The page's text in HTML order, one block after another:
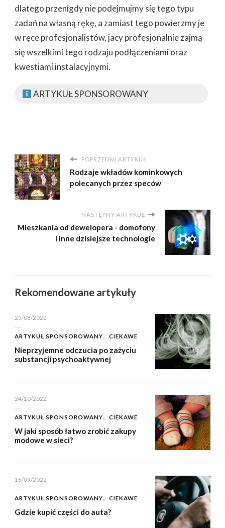
dlatego przenigdy nie podejmujmy się tego typu
zadań na własną rękę, a zamiast tego powierzmy je
w ręce profesjonalistów, jacy profesjonalnie zajmą
się wszelkimi tego rodzaju podłączeniami oraz
kwestiami instalacyjnymi.
ARTYKUŁ SPONSOROWANY
POPRZEDNI ARTYKUŁ
Rodzaje wkładów kominkowych
polecanych przez speców
NASTĘPNY ARTYKUŁ
Mieszkania od dewelopera - domofony
i inne dzisiejsze technologie
Rekomendowane artykuły
25/08/2022
ARTYKUŁ SPONSOROWANY CIEKAWE
Nieprzyjemne odczucia po zażyciu
substancji psychoaktywnej
24/10/2022
ARTYKUŁ SPONSOROWANY CIEKAWE
W jaki sposób łatwo zrobić zakupy
modowe w sieci?
16/09/2022
ARTYKUŁ SPONSOROWANY CIEKAWE
Gdzie kupić części do auta?